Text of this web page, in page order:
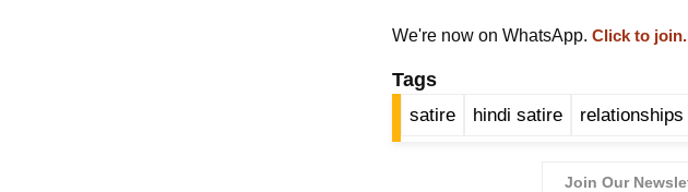
We're now on WhatsApp. Click to join.
Tags
satire hindi satire relationships